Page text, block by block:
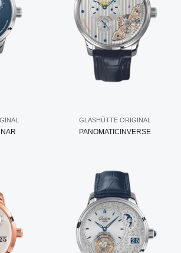
GLASHÜTTE ORIGINAL
PANOMATICINVERSE